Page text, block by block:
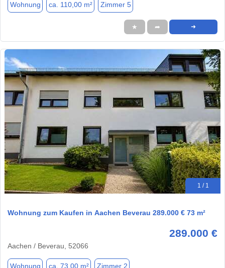
Wohnung ca. 110,00 m² Zimmer 5
★ ➦ ➜
1 / 1
Wohnung zum Kaufen in Aachen Beverau 289.000 € 73 m²
289.000 €
Aachen / Beverau, 52066
Wohnung ca. 73,00 m² Zimmer 2